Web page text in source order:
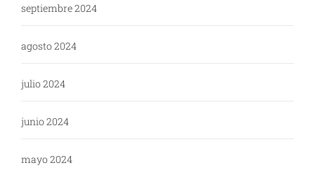
septiembre 2024
agosto 2024
julio 2024
junio 2024
mayo 2024